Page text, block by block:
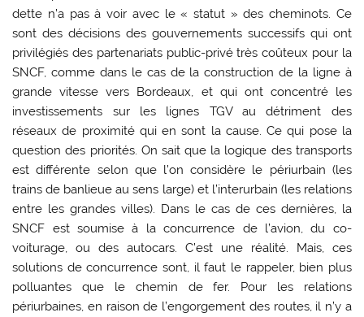
dette n’a pas à voir avec le « statut » des cheminots. Ce
sont des décisions des gouvernements successifs qui ont
privilégiés des partenariats public-privé très coûteux pour la
SNCF, comme dans le cas de la construction de la ligne à
grande vitesse vers Bordeaux, et qui ont concentré les
investissements sur les lignes TGV au détriment des
réseaux de proximité qui en sont la cause. Ce qui pose la
question des priorités. On sait que la logique des transports
est différente selon que l’on considère le périurbain (les
trains de banlieue au sens large) et l’interurbain (les relations
entre les grandes villes). Dans le cas de ces dernières, la
SNCF est soumise à la concurrence de l’avion, du co-
voiturage, ou des autocars. C’est une réalité. Mais, ces
solutions de concurrence sont, il faut le rappeler, bien plus
polluantes que le chemin de fer. Pour les relations
périurbaines, en raison de l’engorgement des routes, il n’y a